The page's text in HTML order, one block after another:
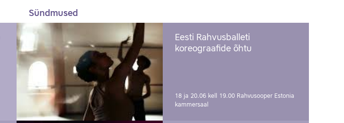
Sündmused
Eesti Rahvusballeti
koreograafide õhtu
18 ja 20.06 kell 19.00 Rahvusooper Estonia
kammersaal